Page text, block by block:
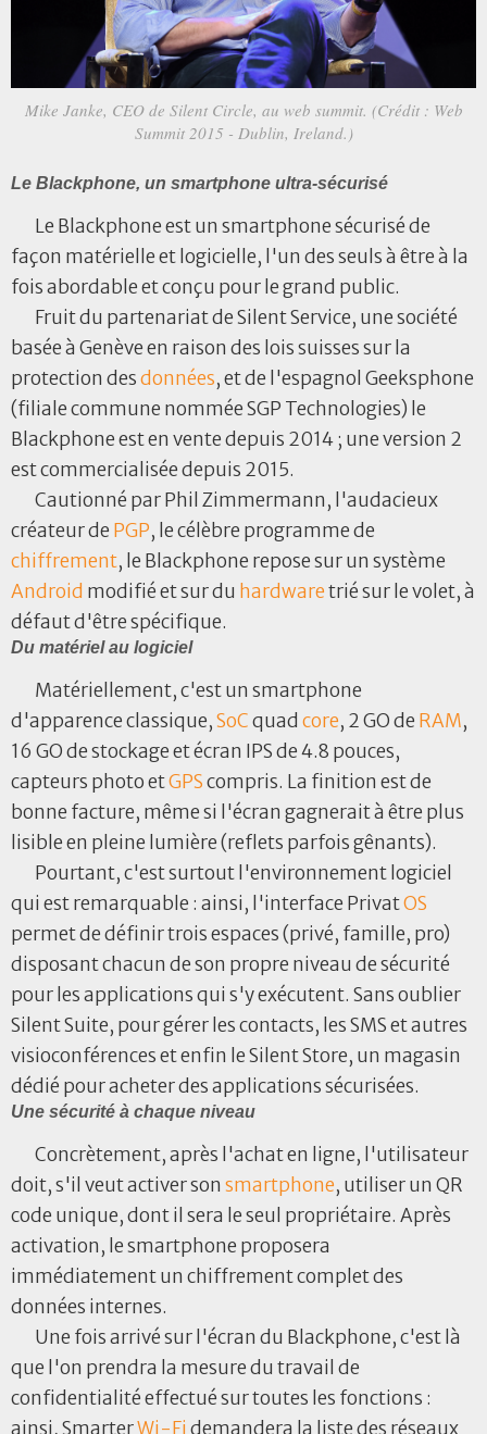
Mike Janke, CEO de Silent Circle, au web summit. (Crédit : Web
Summit 2015 - Dublin, Ireland.)
Le Blackphone, un smartphone ultra-sécurisé
Le Blackphone est un smartphone sécurisé de
façon matérielle et logicielle, l'un des seuls à être à la
fois abordable et conçu pour le grand public.
Fruit du partenariat de Silent Service, une société
basée à Genève en raison des lois suisses sur la
protection desdonnées, et de l'espagnol Geeksphone
(filiale commune nommée SGP Technologies) le
Blackphone est en vente depuis 2014 ; une version 2
est commercialisée depuis 2015.
Cautionné par Phil Zimmermann, l'audacieux
créateur de PGP, le célèbre programme de
chiffrement, le Blackphone repose sur un système
Android modifié et sur du hardwaretrié sur le volet, à
défaut d'être spécifique.
Du matériel au logiciel
Matériellement, c'est un smartphone
d'apparence classique,SoCquad core, 2 GO de RAM,
16 GO de stockage et écran IPS de 4.8 pouces,
capteurs photo etGPScompris. La finition est de
bonne facture, même si l'écran gagnerait à être plus
lisible en pleine lumière (reflets parfois gênants).
Pourtant, c'est surtout l'environnement logiciel
qui est remarquable : ainsi, l'interface PrivatOS
permet de définir trois espaces (privé, famille, pro)
disposant chacun de son propre niveau de sécurité
pour les applications qui s'y exécutent. Sans oublier
Silent Suite, pour gérer les contacts, les SMS et autres
visioconférences et enfin le Silent Store, un magasin
dédié pour acheter des applications sécurisées.
Une sécurité à chaque niveau
Concrètement, après l'achat en ligne, l'utilisateur
doit, s'il veut activer son smartphone, utiliser un QR
code unique, dont il sera le seul propriétaire. Après
activation, le smartphone proposera
immédiatement un chiffrement complet des
données internes.
Une fois arrivé sur l'écran du Blackphone, c'est là
que l'on prendra la mesure du travail de
confidentialité effectué sur toutes les fonctions :
ainsi, SmarterWi-Fidemandera la liste des réseaux